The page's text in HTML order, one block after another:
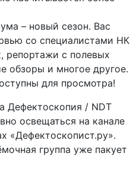
– новый сезон. Вас
со специалистами НК
репортажи с полевых
обзоры и многое другое.
для просмотра!
Дефектоскопия / NDT
освещаться на канале
«Дефектоскопист.ру».
группа уже пакует